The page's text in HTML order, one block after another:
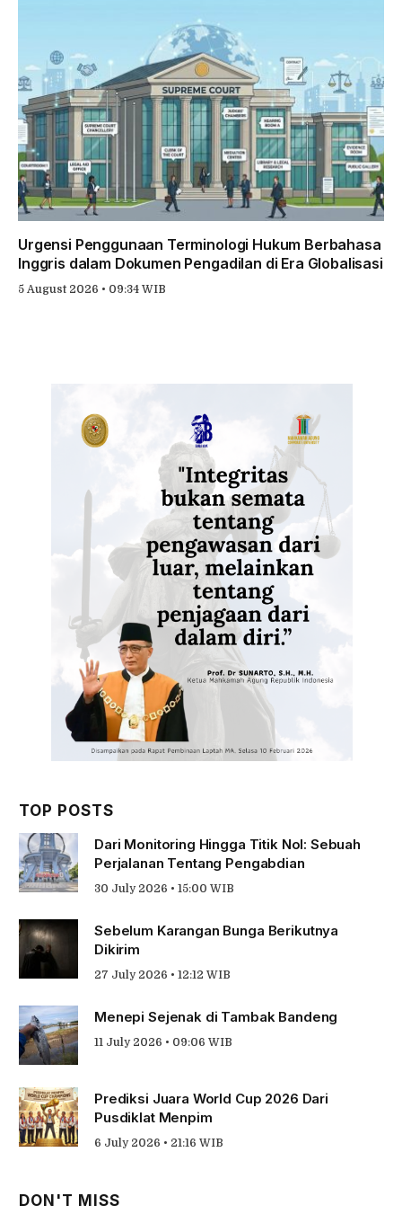
Urgensi Penggunaan Terminologi Hukum Berbahasa
Inggris dalam Dokumen Pengadilan di Era Globalisasi
5 August 2026 • 09:34 WIB
TOP POSTS
Dari Monitoring Hingga Titik Nol: Sebuah
Perjalanan Tentang Pengabdian
30 July 2026 • 15:00 WIB
Sebelum Karangan Bunga Berikutnya
Dikirim
27 July 2026 • 12:12 WIB
Menepi Sejenak di Tambak Bandeng
11 July 2026 • 09:06 WIB
Prediksi Juara World Cup 2026 Dari
Pusdiklat Menpim
6 July 2026 • 21:16 WIB
DON'T MISS